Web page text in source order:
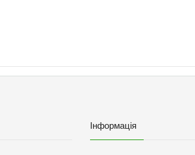
Інформація